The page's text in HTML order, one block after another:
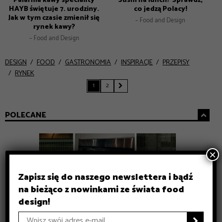
HAYB świętuje 7. urodziny.
Jak w tym czasie zmienił się
rynek kawy?
– Food and Design
co jedzą Polacy!
– Food and Design
DESIGN FOOD GASTRONOMIA INSPIRACJE
PRZEPISY
RYNEK
1 2 
POLECANE
Zapisz się do naszego newslettera i bądź
na bieżąco z nowinkami ze świata food
design!
×